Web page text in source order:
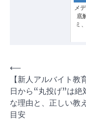
メ
底
ミ
投
稿
ナ
ビ
⟵
【新人アルバイト教
日から“丸投げ”は絶
な理由と、正しい教
目安